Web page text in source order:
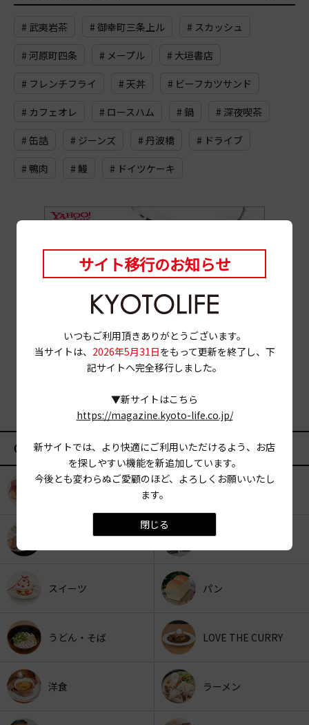
# 武夷岩茶 # 御幸町三条上ル # スカッシュ
# 河原町四条 # メープル # 大垣書店
# フレンチフライ # 天丼 # ビーフカツサンド
# カフェオレ # ロースハム # 鍋 # 深夜喫茶
# 缶詰 # ジーンズ # 丹波橋 # ドライブ
# 鴨肉 # 鰻 # ドイツケーキ
サイト移行のお知らせ
いつもご利用頂きありがとうございます。
当サイトは、 2026年5月31日をもって更新を終了し、下
記サイトへ完全移行しました。
▼新サイトはこちら
https://magazine.kyoto-life.co.jp/
新サイトでは、より快適にご利用いただけるよう、お店
を探しやすい機能を新追加しています。
今後とも変わらぬご愛顧のほど、よろしくお願いいたし
ます。
閉じる
CATEGORY
KYOTO OYATSU CLUB
京みやげ
スイーツ パン
うどん・そば LOVE THE CURRY
洋食 ラーメン